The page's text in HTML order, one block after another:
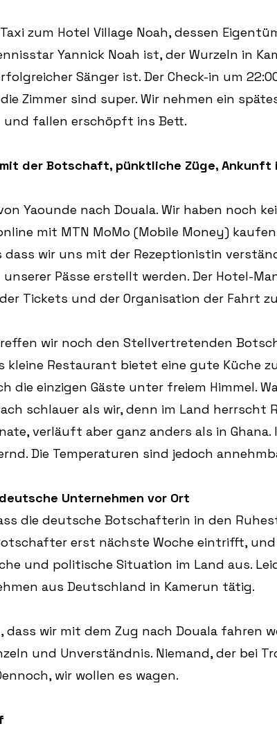
zum Hotel Village Noah, dessen
Yannick Noah ist, der Wurzeln in
Sänger ist. Der Check-in um
Zimmer sind super. Wir nehmen ein
und fallen erschöpft ins Bett.
der Botschaft, pünktliche Züge, Ankunft
Yaounde nach Douala. Wir haben noch
mit MTN MoMo (Mobile Money)
dass wir uns mit der Rezeptionistin
unserer Pässe erstellt werden. Der Hotel-
Tickets und der Organisation der Fahrt
wir noch den Stellvertretenden
kleine Restaurant bietet eine gute Küche
die einzigen Gäste unter freiem Himmel.
schlauer als wir, denn im Land herrscht
verläuft aber ganz anders als in Ghana.
Die Temperaturen sind jedoch
Unternehmen vor Ort
die deutsche Botschafterin in den
erst nächste Woche eintrifft,
und politische Situation im Land aus.
aus Deutschland in Kamerun tätig.
dass wir mit dem Zug nach Douala fahren
und Unverständnis. Niemand, der bei
wir wollen es wagen.